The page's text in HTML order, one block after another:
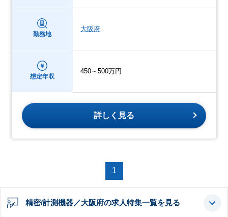
勤務地
大阪府
想定年収
450～500万円
詳しく見る
1
精密/計測機器／大阪府の求人特集一覧を見る